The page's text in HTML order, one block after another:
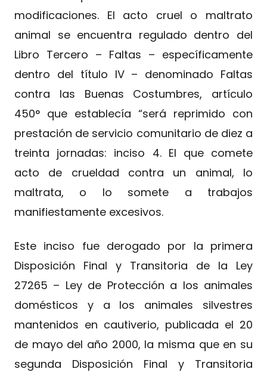
modificaciones. El acto cruel o maltrato
animal se encuentra regulado dentro del
Libro Tercero – Faltas – específicamente
dentro del título IV – denominado Faltas
contra las Buenas Costumbres, artículo
450° que establecía “será reprimido con
prestación de servicio comunitario de diez a
treinta jornadas: inciso 4. El que comete
acto de crueldad contra un animal, lo
maltrata, o lo somete a trabajos
manifiestamente excesivos.
Este inciso fue derogado por la primera
Disposición Final y Transitoria de la Ley
27265 – Ley de Protección a los animales
domésticos y a los animales silvestres
mantenidos en cautiverio, publicada el 20
de mayo del año 2000, la misma que en su
segunda Disposición Final y Transitoria